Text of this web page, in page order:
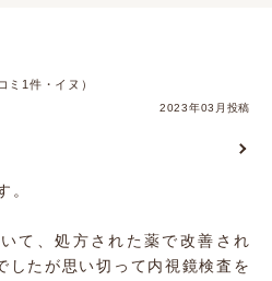
ミ1件・イヌ）
2023年03月投稿
。
て、処方された薬で改善され
したが思い切って内視鏡検査を